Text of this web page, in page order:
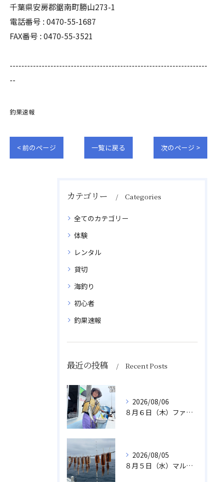
千葉県安房郡鋸南町勝山273-1
電話番号 : 0470-55-1687
FAX番号 : 0470-55-3521
--------------------------------------------------------------------
--
釣果速報
< 前のページ 一覧に戻る 次のページ >
カテゴリー Categories
全てのカテゴリー
体験
レンタル
貸切
海釣り
初心者
釣果速報
最近の投稿 Recent Posts
2026/08/06
８月６日（木）ファミリフィッシング
2026/08/05
８月５日（水）マルイカ